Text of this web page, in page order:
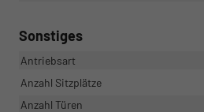
Sonstiges
Antriebsart
Anzahl Sitzplätze
Anzahl Türen